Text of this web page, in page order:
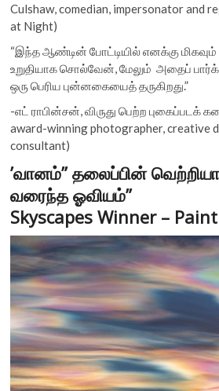
Culshaw, comedian, impersonator and
at Night)
“இந்த ஆண்டின் போட்டியில் எனக்கு மிகவும்
உறுதியாக சொல்வேன், மேலும் அதைப்
ஒரு பெரிய புன்னகையைத் தருகிறது.”
-எட் ராபின்சன், விருது பெற்ற புகைப்படக்
award-winning photographer, creative
consultant)
’வானம்” தலைப்பின்
வரைந்த ஓவியம்”
Skyscapes Winner –